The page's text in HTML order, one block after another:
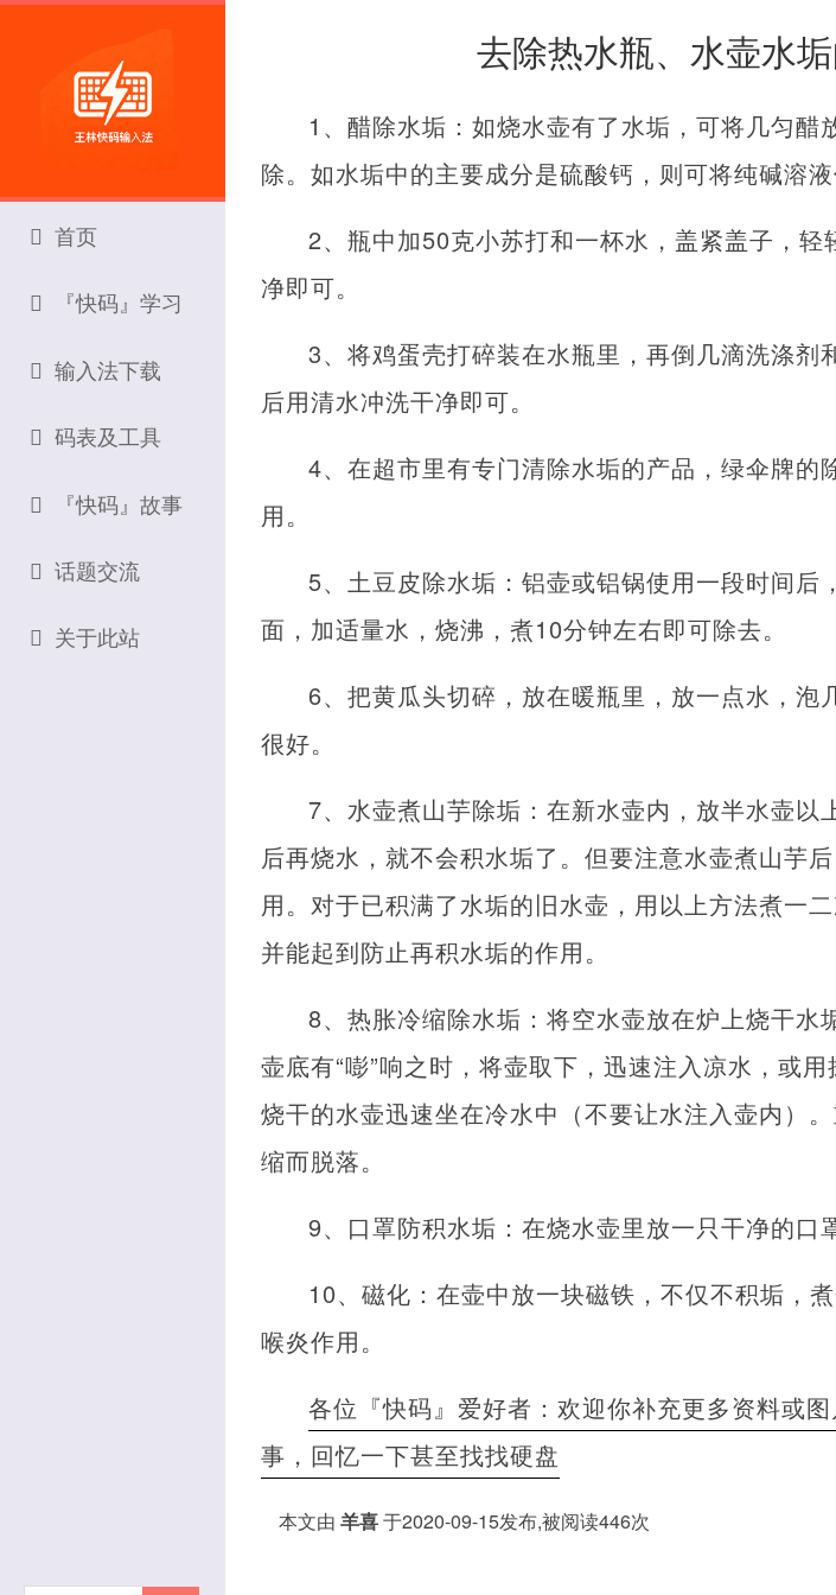
去除热水瓶、水壶水
1、醋除水垢：如烧水壶有了水垢，可将几匀醋
除。如水垢中的主要成分是硫酸钙，则可将纯碱溶
2、瓶中加50克小苏打和一杯水，盖紧盖子，
净即可。
3、将鸡蛋壳打碎装在水瓶里，再倒几滴洗涤剂
后用清水冲洗干净即可。
4、在超市里有专门清除水垢的产品，绿伞牌
用。
5、土豆皮除水垢：铝壶或铝锅使用一段时间后
面，加适量水，烧沸，煮10分钟左右即可除去。
6、把黄瓜头切碎，放在暖瓶里，放一点水，泡
很好。
7、水壶煮山芋除垢：在新水壶内，放半水壶以
后再烧水，就不会积水垢了。但要注意水壶煮山芋
用。对于已积满了水垢的旧水壶，用以上方法煮一
并能起到防止再积水垢的作用。
8、热胀冷缩除水垢：将空水壶放在炉上烧干水
壶底有“嘭”响之时，将壶取下，迅速注入凉水，或
烧干的水壶迅速坐在冷水中（不要让水注入壶内）
缩而脱落。
9、口罩防积水垢：在烧水壶里放一只干净的口
10、磁化：在壶中放一块磁铁，不仅不积垢，
喉炎作用。
各位『快码』爱好者：欢迎你补充更多资料或
事，回忆一下甚至找找硬盘
本文由 羊喜于2020-09-15发布,被阅读446次
首页
『快码』学习
输入法下载
码表及工具
『快码』故事
话题交流
关于此站